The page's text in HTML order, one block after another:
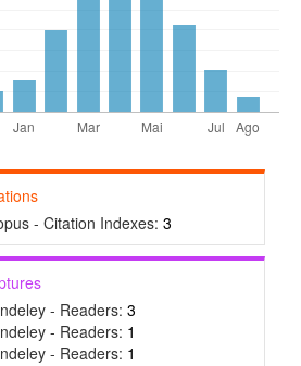
- Citation Indexes: 3
- Readers: 3
- Readers: 1
- Readers: 1